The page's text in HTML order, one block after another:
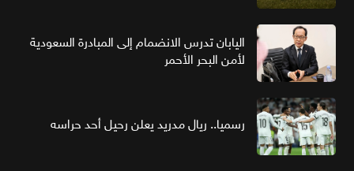
اليابان تدرس الانضمام إلى المبادرة السعودية
لأمن البحر الأحمر
رسميا.. ريال مدريد يعلن رحيل أحد حراسه